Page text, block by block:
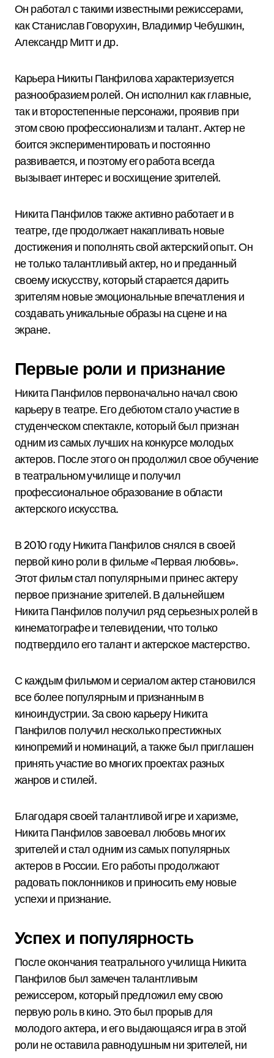
Он работал с такими известными режиссерами,
как Станислав Говорухин, Владимир Чебушкин,
Александр Митт и др.
Карьера Никиты Панфилова характеризуется
разнообразием ролей. Он исполнил как главные,
так и второстепенные персонажи, проявив при
этом свою профессионализм и талант. Актер не
боится экспериментировать и постоянно
развивается, и поэтому его работа всегда
вызывает интерес и восхищение зрителей.
Никита Панфилов также активно работает и в
театре, где продолжает накапливать новые
достижения и пополнять свой актерский опыт. Он
не только талантливый актер, но и преданный
своему искусству, который старается дарить
зрителям новые эмоциональные впечатления и
создавать уникальные образы на сцене и на
экране.
Первые роли и признание
Никита Панфилов первоначально начал свою
карьеру в театре. Его дебютом стало участие в
студенческом спектакле, который был признан
одним из самых лучших на конкурсе молодых
актеров. После этого он продолжил свое обучение
в театральном училище и получил
профессиональное образование в области
актерского искусства.
В 2010 году Никита Панфилов снялся в своей
первой кино роли в фильме «Первая любовь».
Этот фильм стал популярным и принес актеру
первое признание зрителей. В дальнейшем
Никита Панфилов получил ряд серьезных ролей в
кинематографе и телевидении, что только
подтвердило его талант и актерское мастерство.
С каждым фильмом и сериалом актер становился
все более популярным и признанным в
киноиндустрии. За свою карьеру Никита
Панфилов получил несколько престижных
кинопремий и номинаций, а также был приглашен
принять участие во многих проектах разных
жанров и стилей.
Благодаря своей талантливой игре и харизме,
Никита Панфилов завоевал любовь многих
зрителей и стал одним из самых популярных
актеров в России. Его работы продолжают
радовать поклонников и приносить ему новые
успехи и признание.
Успех и популярность
После окончания театрального училища Никита
Панфилов был замечен талантливым
режиссером, который предложил ему свою
первую роль в кино. Это был прорыв для
молодого актера, и его выдающаяся игра в этой
роли не оставила равнодушным ни зрителей, ни